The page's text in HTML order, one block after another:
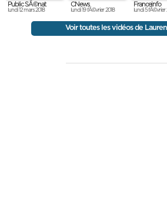
Public SÃ©nat
lundi 12 mars 2018
CNews
lundi 19 fÃ©vrier 2018
Franceinfo
lundi 5 fÃ©vrier
Voir toutes les vidéos de